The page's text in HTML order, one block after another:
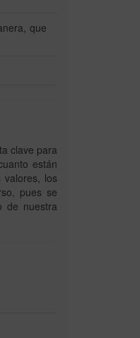
que
clave para
están
valores, los
pues se
de nuestra